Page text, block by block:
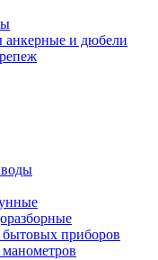
и дюбели
приборов